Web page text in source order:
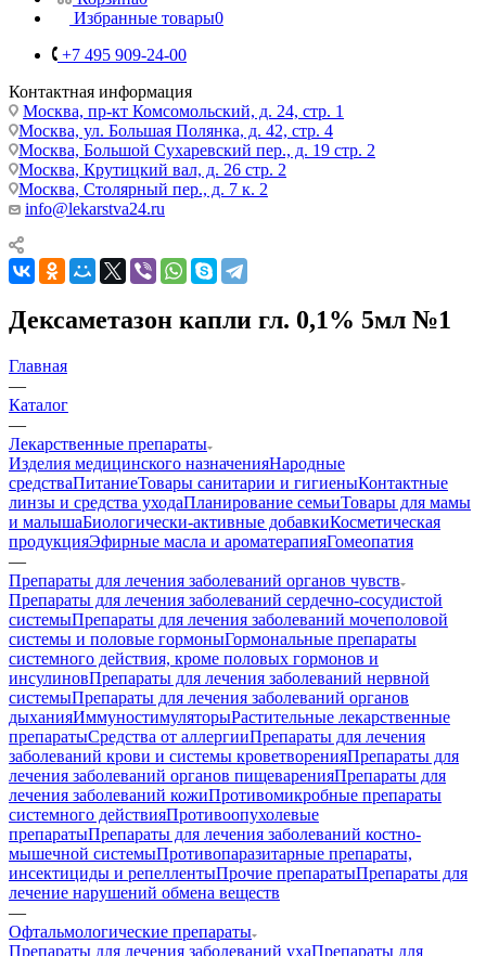
Избранные товары0
+7 495 909-24-00
Контактная информация
Москва, пр-кт Комсомольский, д. 24, стр. 1
Москва, ул. Большая Полянка, д. 42, стр. 4
Москва, Большой Сухаревский пер., д. 19 стр. 2
Москва, Крутицкий вал, д. 26 стр. 2
Москва, Столярный пер., д. 7 к. 2
info@lekarstva24.ru
Дексаметазон капли гл. 0,1% 5мл №1
Главная
—
Каталог
—
Лекарственные препараты
Изделия медицинского назначенияНародные
средстваПитаниеТовары санитарии и гигиеныКонтактные
линзы и средства уходаПланирование семьиТовары для мамы
и малышаБиологически-активные добавкиКосметическая
продукцияЭфирные масла и ароматерапияГомеопатия
—
Препараты для лечения заболеваний органов чувств
Препараты для лечения заболеваний сердечно-сосудистой
системыПрепараты для лечения заболеваний мочеполовой
системы и половые гормоныГормональные препараты
системного действия, кроме половых гормонов и
инсулиновПрепараты для лечения заболеваний нервной
системыПрепараты для лечения заболеваний органов
дыханияИммуностимуляторыРастительные лекарственные
препаратыСредства от аллергииПрепараты для лечения
заболеваний крови и системы кроветворенияПрепараты для
лечения заболеваний органов пищеваренияПрепараты для
лечения заболеваний кожиПротивомикробные препараты
системного действияПротивоопухолевые
препаратыПрепараты для лечения заболеваний костно-
мышечной системыПротивопаразитарные препараты,
инсектициды и репеллентыПрочие препаратыПрепараты для
лечение нарушений обмена веществ
—
Офтальмологические препараты
Препараты для лечения заболеваний ухаПрепараты для